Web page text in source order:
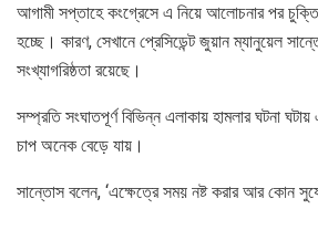
আগামী সপ্তাহে কংগ্রেসে এ নিয়ে আলোচনার পর
হচ্ছে। কারণ, সেখানে প্রেসিডেন্ট জুয়ান ম্যানুয়েল
সংখ্যাগরিষ্ঠতা রয়েছে।
সম্প্রতি সংঘাতপূর্ণ বিভিন্ন এলাকায় হামলার ঘটনা
চাপ অনেক বেড়ে যায়।
সান্তোস বলেন, ‘এক্ষেত্রে সময় নষ্ট করার আর কোন